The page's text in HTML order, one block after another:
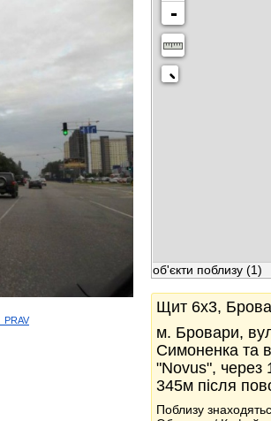
-
об'єкти поблизу (1)
Щит 6x3,
м. Бровари,
Симоненка та
"Novus", через
345м після
Поблизу